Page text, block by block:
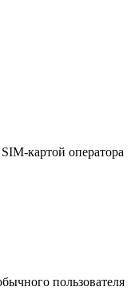
картой оператора
пользователя